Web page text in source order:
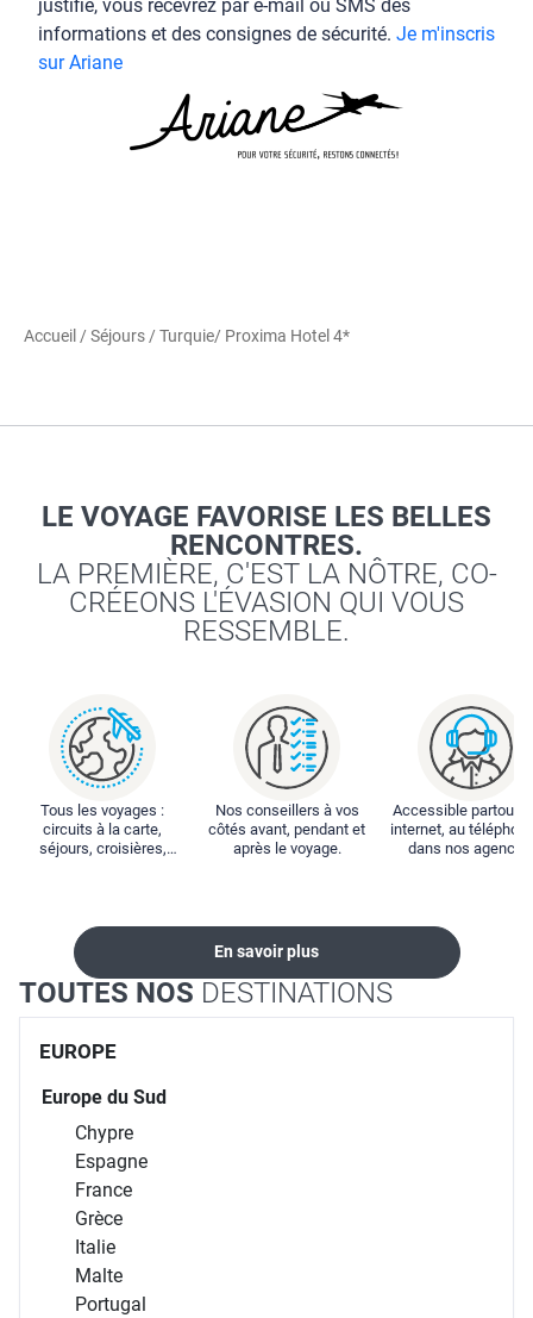
justifie, vous recevrez par e-mail ou SMS des
informations et des consignes de sécurité. Je m'inscris
sur Ariane
Accueil /Séjours /Turquie/ Proxima Hotel 4*
LE VOYAGE FAVORISE LES BELLES
RENCONTRES.
LA PREMIÈRE, C'EST LA NÔTRE, CO-
CRÉEONS L'ÉVASION QUI VOUS
RESSEMBLE.
Tous les voyages :
circuits à la carte,
séjours, croisières,
Nos conseillers à vos
côtés avant, pendant et
après le voyage.
Accessible partout :
internet, au
dans nos
En savoir plus
TOUTES NOS DESTINATIONS
EUROPE
Europe du Sud
Chypre
Espagne
France
Grèce
Italie
Malte
Portugal